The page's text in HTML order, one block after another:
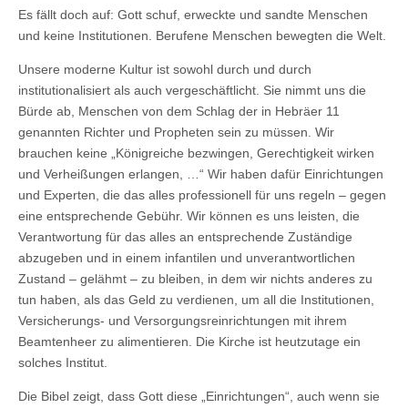
Es fällt doch auf: Gott schuf, erweckte und sandte Menschen
und keine Institutionen. Berufene Menschen bewegten die Welt.
Unsere moderne Kultur ist sowohl durch und durch
institutionalisiert als auch vergeschäftlicht. Sie nimmt uns die
Bürde ab, Menschen von dem Schlag der in Hebräer 11
genannten Richter und Propheten sein zu müssen. Wir
brauchen keine „Königreiche bezwingen, Gerechtigkeit wirken
und Verheißungen erlangen, …“ Wir haben dafür Einrichtungen
und Experten, die das alles professionell für uns regeln – gegen
eine entsprechende Gebühr. Wir können es uns leisten, die
Verantwortung für das alles an entsprechende Zuständige
abzugeben und in einem infantilen und unverantwortlichen
Zustand – gelähmt – zu bleiben, in dem wir nichts anderes zu
tun haben, als das Geld zu verdienen, um all die Institutionen,
Versicherungs- und Versorgungsreinrichtungen mit ihrem
Beamtenheer zu alimentieren. Die Kirche ist heutzutage ein
solches Institut.
Die Bibel zeigt, dass Gott diese „Einrichtungen“, auch wenn sie